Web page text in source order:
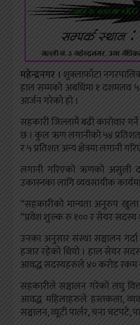
महेन्द्रनगर । शुक्लाफाँटा
हाल सम्मको अबधिमा १ दशमलव ५
आर्जन गरेको हो ।
सहकारी जिल्लामै बढी कारोवार
छ । कुल ऋण लगानीको ५४ प्रतिशत
र ५ प्रतिशत अन्य क्षेत्रमा लगानी
लगानी गरिएको ऋणको असुली
उकास्नका लागि व्यवसायीक
“सहकारीको मान्यता अनुरुप
“प्रवेश शुःल्क रु १०० र सेयर सदस्य
उनका अनुसार संस्था सञ्चालन
हजार रहेको थियो । हाल सेयर
आवद्ध सदस्यहरुले ४० करोड रकम
सहकारीले सञ्चालन गरेको लघु
आवद्ध महिलाहरुले हस्तकला,
सञ्चालन, व्यूटी पार्लर, चना